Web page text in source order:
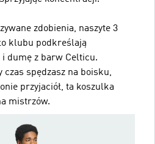
zdobienia, naszyte 3
klubu podkreślają
dumę z barw Celticu.
czas spędzasz na boisku,
przyjaciół, ta koszulka
mistrzów.